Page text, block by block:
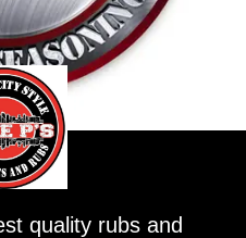
quality rubs and